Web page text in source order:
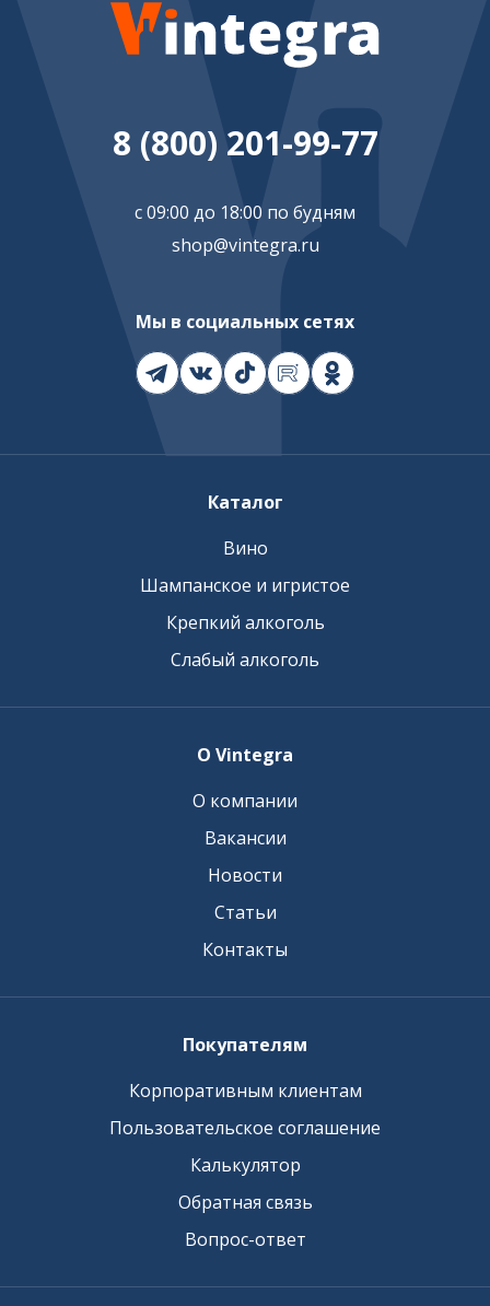
8 (800) 201-99-77
с 09:00 до 18:00 по будням
shop@vintegra.ru
Мы в социальных сетях
Каталог
Вино
Шампанское и игристое
Крепкий алкоголь
Слабый алкоголь
О Vintegra
О компании
Вакансии
Новости
Статьи
Контакты
Покупателям
Корпоративным клиентам
Пользовательское соглашение
Калькулятор
Обратная связь
Вопрос-ответ